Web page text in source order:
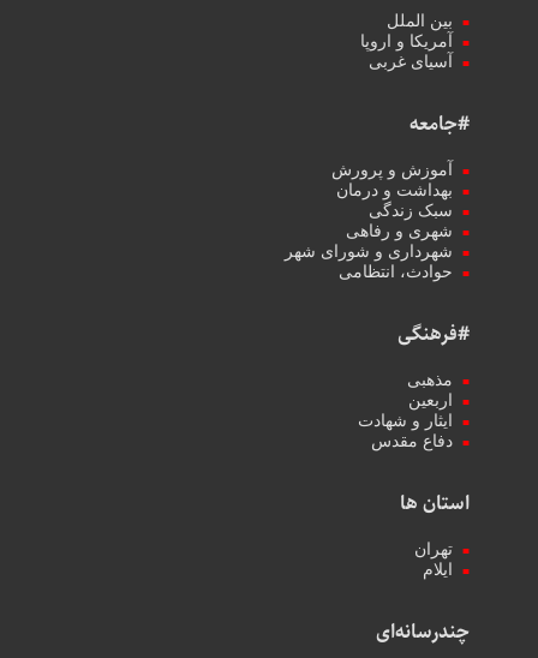
بین الملل
آمریکا و اروپا
آسیای غربی
#جامعه
آموزش و پرورش
بهداشت و درمان
سبک زندگی
شهری و رفاهی
شهرداری و شورای شهر
حوادث، انتظامی
#فرهنگی
مذهبی
اربعین
ایثار و شهادت
دفاع مقدس
استان ها
تهران
ایلام
چندرسانه‌ای